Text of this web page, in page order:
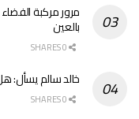
مرور مركبة
بالعين
خالد سالم يسأل: